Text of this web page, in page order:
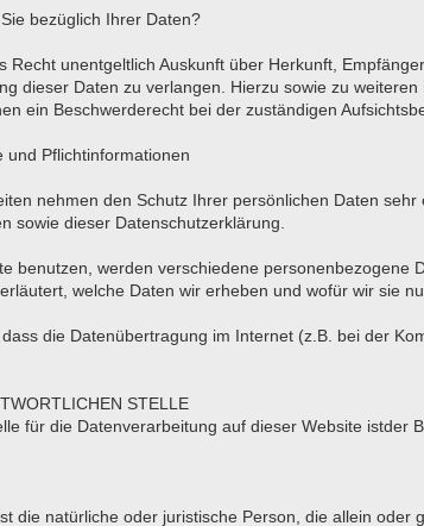
bezüglich Ihrer Daten?
Recht unentgeltlich Auskunft über Herkunft,
dieser Daten zu verlangen. Hierzu sowie zu
ein Beschwerderecht bei der zuständigen
und Pflichtinformationen
nehmen den Schutz Ihrer persönlichen Daten
sowie dieser Datenschutzerklärung.
benutzen, werden verschiedene
welche Daten wir erheben und wofür wir sie
die Datenübertragung im Internet (z.B. bei der
STELLE
für die Datenverarbeitung auf dieser Website istder
die natürliche oder juristische Person, die allein